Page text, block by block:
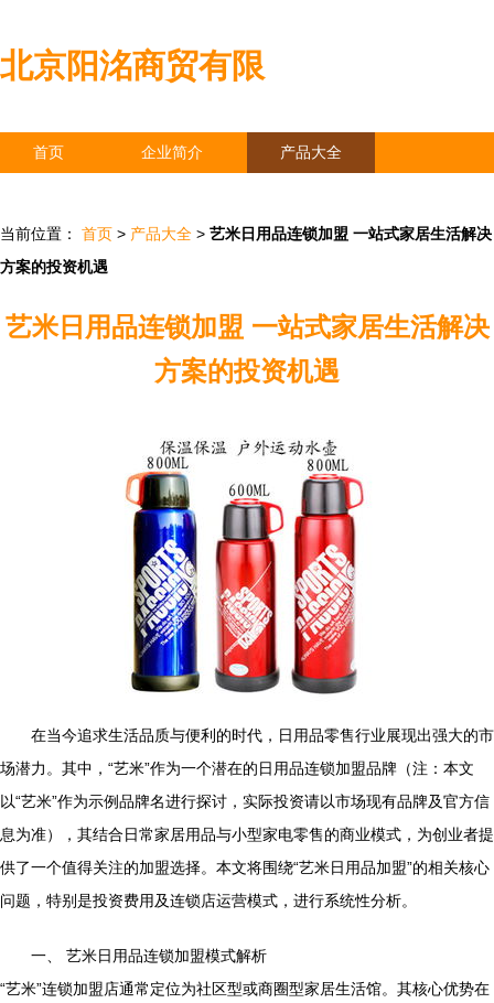
北京阳洺商贸有限
首页 企业简介 产品大全
当前位置： 首页 > 产品大全 > 艺米日用品连锁加盟 一站式家居生活解决
方案的投资机遇
艺米日用品连锁加盟 一站式家居生活解决
方案的投资机遇
在当今追求生活品质与便利的时代，日用品零售行业展现出强大的市
场潜力。其中，“艺米”作为一个潜在的日用品连锁加盟品牌（注：本文
以“艺米”作为示例品牌名进行探讨，实际投资请以市场现有品牌及官方信
息为准），其结合日常家居用品与小型家电零售的商业模式，为创业者提
供了一个值得关注的加盟选择。本文将围绕“艺米日用品加盟”的相关核心
问题，特别是投资费用及连锁店运营模式，进行系统性分析。
一、 艺米日用品连锁加盟模式解析
“艺米”连锁加盟店通常定位为社区型或商圈型家居生活馆。其核心优势在